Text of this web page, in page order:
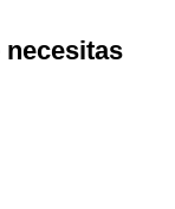
necesitas